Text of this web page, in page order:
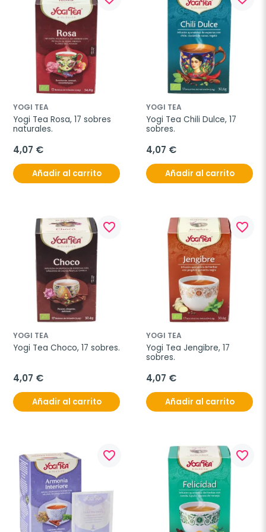
YOGI TEA
Yogi Tea Rosa, 17 sobres
naturales.
4,07 €
Añadir al carrito
YOGI TEA
Yogi Tea Chili Dulce, 17
sobres.
4,07 €
Añadir al carrito
favorite_border
YOGI TEA
Yogi Tea Choco, 17 sobres.
4,07 €
Añadir al carrito
favorite_border
YOGI TEA
Yogi Tea Jengibre, 17
sobres.
4,07 €
Añadir al carrito
favorite_border favorite_border